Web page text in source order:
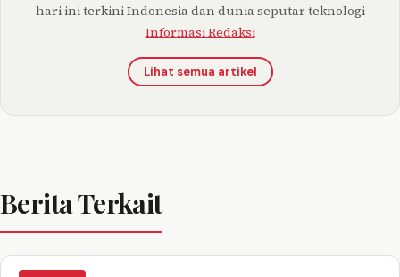
hari ini terkini Indonesia dan dunia seputar teknologi
Informasi Redaksi
Lihat semua artikel
Berita Terkait